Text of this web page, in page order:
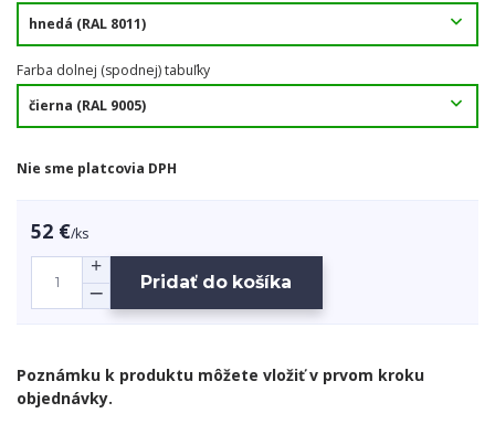
Farba dolnej (spodnej) tabuľky
Nie sme platcovia DPH
52 €/ks
Pridať do košíka